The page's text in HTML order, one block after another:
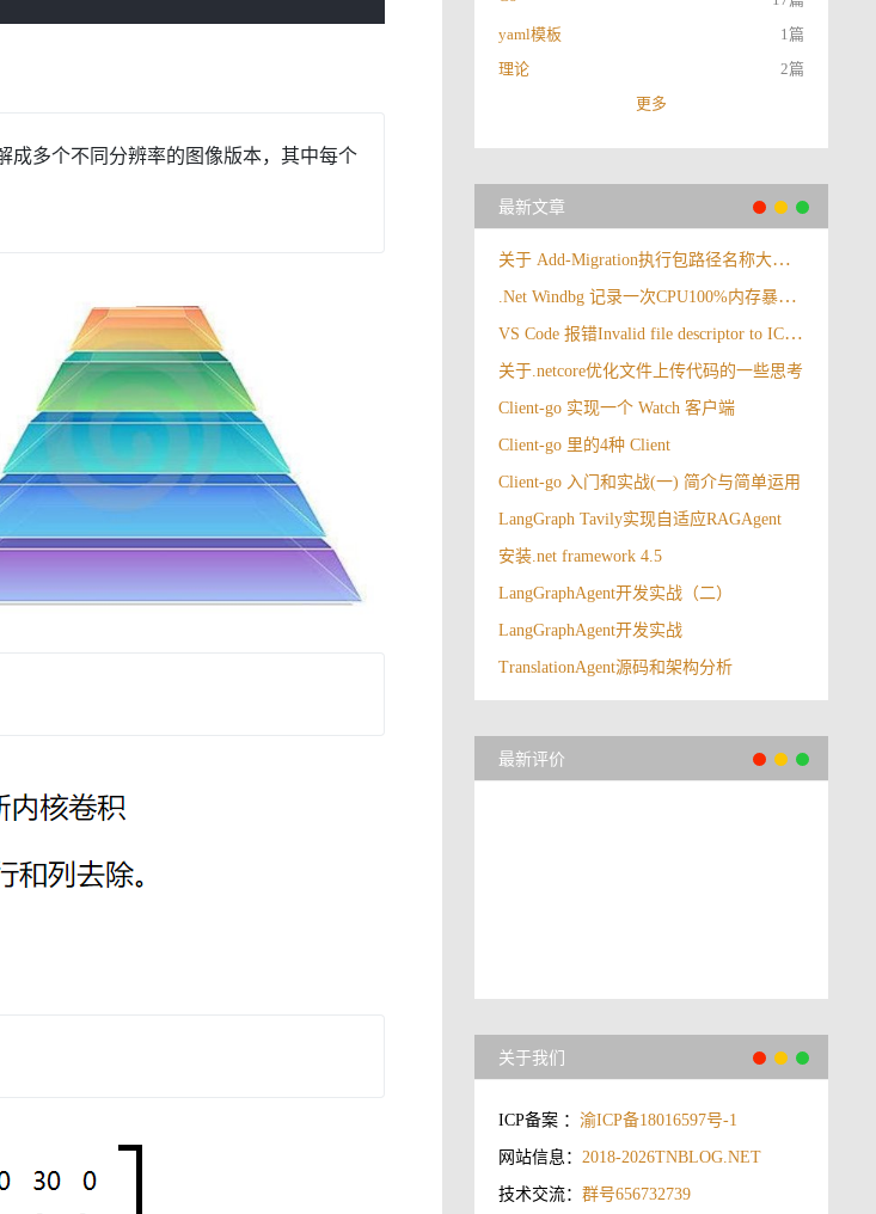
成多个不同分辨率的图像版本，其中每个
yaml模板
1篇
理论
2篇
更多
最新文章
关于 Add-Migration执行包路径名称大小写报错
.Net Windbg 记录一次CPU100%内存暴涨情况
VS Code 报错Invalid file descriptor to ICU data received.
关于.netcore优化文件上传代码的一些思考
Client-go 实现一个 Watch 客户端
Client-go 里的4种 Client
Client-go 入门和实战(一) 简介与简单运用
LangGraph Tavily实现自适应RAGAgent
安装.net framework 4.5
LangGraphAgent开发实战（二）
LangGraphAgent开发实战
TranslationAgent源码和架构分析
最新评价
关于我们
ICP备案 ：渝ICP备18016597号-1
网站信息：2018-2026TNBLOG.NET
技术交流：群号656732739